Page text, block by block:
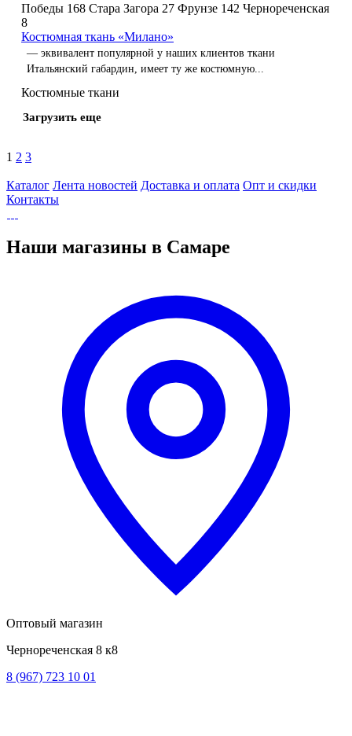
Победы 168 Стара Загора 27 Фрунзе 142 Чернореченская
8
Костюмная ткань «Милано»
— эквивалент популярной у наших клиентов ткани
Итальянский габардин, имеет ту же костюмную...
Костюмные ткани
Загрузить еще
1 2 3
Каталог Лента новостей Доставка и оплата Опт и скидки
Контакты
Наши магазины в Самаре
Оптовый магазин
Чернореченская 8 к8
8 (967) 723 10 01